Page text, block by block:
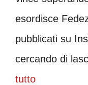
esordisce
pubblicati su
cercando di
tutto